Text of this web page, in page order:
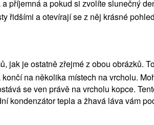
příjemná a pokud si zvolíte slunečný
řidšími a otevírají se z něj krásné
jak je ostatně zřejmé z obou obrázků.
na několika místech na vrcholu.
se ven právě na vrcholu kopce.
kondenzátor tepla a žhavá láva vám